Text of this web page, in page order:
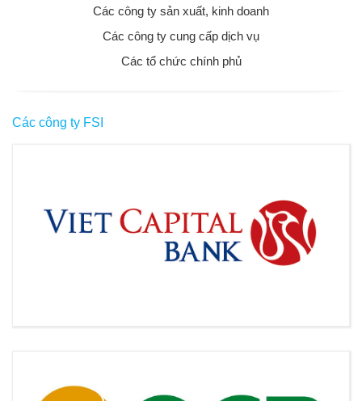
Các công ty sản xuất, kinh doanh
Các công ty cung cấp dịch vụ
Các tổ chức chính phủ
Các công ty FSI